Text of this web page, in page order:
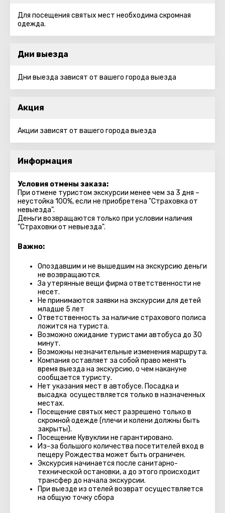
Для посещения святых мест необходима скромная
одежда.
Дни выезда
Дни выезда зависят от вашего города выезда
Акция
Акции зависят от вашего города выезда
Информация
Условия отмены заказа:
При отмене туристом экскурсии менее чем за 3 дня –
неустойка 100%, если не приобретена "Страховка от
невыезда".
Деньги возвращаются только при условии наличия
"Страховки от невыезда".
Важно:
Опоздавшим и не вышедшим на экскурсию деньги
не возвращаются.
За утерянные вещи фирма ответственности не
несет.
Не принимаются заявки на экскурсии для детей
младше 5 лет
Ответственность за наличие страхового полиса
ложится на туриста.
Возможно ожидание туристами автобуса до 30
минут.
Возможны незначительные изменения маршрута.
Компания оставляет за собой право менять
время выезда на экскурсию, о чем накануне
сообщается туристу.
Нет указания мест в автобуcе. Посадка и
высадка осуществляется только в назначенных
местах.
Посещение святых мест разрешено только в
скромной одежде (плечи и колени должны быть
закрыты).
Посещение Кувуклии не гарантировано.
Из-за большого количества посетителей вход в
пещеру Рождества может быть ограничен.
Экскурсия начинается после санитарно-
технической остановки, а до этого происходит
трансфер до начала экскурсии.
При выезде из отелей возврат осуществляется
на общую точку сбора